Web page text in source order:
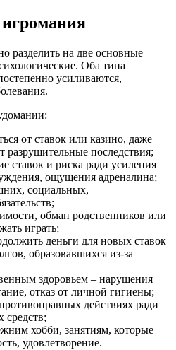
на две основные
Оба типа
усиливаются,
от ставок или казино, даже
разрушительные последствия;
ставок и риска ради усиления
ощущения адреналина;
социальных,
обман родственников или
играть;
деньги для новых ставок
образовавшихся из-за
здоровьем – нарушения
отказ от личной гигиены;
действиях ради
средств;
хобби, занятиям, которые
удовлетворение.